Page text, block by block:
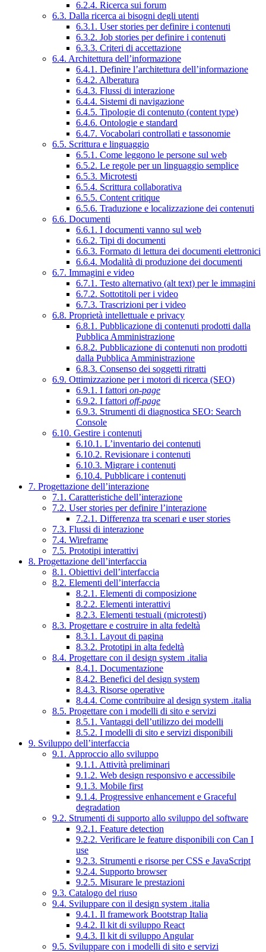
6.2.4. Ricerca sui forum
6.3. Dalla ricerca ai bisogni degli utenti
6.3.1. User stories per definire i contenuti
6.3.2. Job stories per definire i contenuti
6.3.3. Criteri di accettazione
6.4. Architettura dell’informazione
6.4.1. Definire l’architettura dell’informazione
6.4.2. Alberatura
6.4.3. Flussi di interazione
6.4.4. Sistemi di navigazione
6.4.5. Tipologie di contenuto (content type)
6.4.6. Ontologie e standard
6.4.7. Vocabolari controllati e tassonomie
6.5. Scrittura e linguaggio
6.5.1. Come leggono le persone sul web
6.5.2. Le regole per un linguaggio semplice
6.5.3. Microtesti
6.5.4. Scrittura collaborativa
6.5.5. Content critique
6.5.6. Traduzione e localizzazione dei contenuti
6.6. Documenti
6.6.1. I documenti vanno sul web
6.6.2. Tipi di documenti
6.6.3. Formato di lettura dei documenti elettronici
6.6.4. Modalità di produzione dei documenti
6.7. Immagini e video
6.7.1. Testo alternativo (alt text) per le immagini
6.7.2. Sottotitoli per i video
6.7.3. Trascrizioni per i video
6.8. Proprietà intellettuale e privacy
6.8.1. Pubblicazione di contenuti prodotti dalla
Pubblica Amministrazione
6.8.2. Pubblicazione di contenuti non prodotti
dalla Pubblica Amministrazione
6.8.3. Consenso dei soggetti ritratti
6.9. Ottimizzazione per i motori di ricerca (SEO)
6.9.1. I fattori on-page
6.9.2. I fattori off-page
6.9.3. Strumenti di diagnostica SEO: Search
Console
6.10. Gestire i contenuti
6.10.1. L’inventario dei contenuti
6.10.2. Revisionare i contenuti
6.10.3. Migrare i contenuti
6.10.4. Pubblicare i contenuti
7. Progettazione dell’interazione
7.1. Caratteristiche dell’interazione
7.2. User stories per definire l’interazione
7.2.1. Differenza tra scenari e user stories
7.3. Flussi di interazione
7.4. Wireframe
7.5. Prototipi interattivi
8. Progettazione dell’interfaccia
8.1. Obiettivi dell’interfaccia
8.2. Elementi dell’interfaccia
8.2.1. Elementi di composizione
8.2.2. Elementi interattivi
8.2.3. Elementi testuali (microtesti)
8.3. Progettare e costruire in alta fedeltà
8.3.1. Layout di pagina
8.3.2. Prototipi in alta fedeltà
8.4. Progettare con il design system .italia
8.4.1. Documentazione
8.4.2. Benefici del design system
8.4.3. Risorse operative
8.4.4. Come contribuire al design system .italia
8.5. Progettare con i modelli di sito e servizi
8.5.1. Vantaggi dell’utilizzo dei modelli
8.5.2. I modelli di sito e servizi disponibili
9. Sviluppo dell’interfaccia
9.1. Approccio allo sviluppo
9.1.1. Attività preliminari
9.1.2. Web design responsivo e accessibile
9.1.3. Mobile first
9.1.4. Progressive enhancement e Graceful
degradation
9.2. Strumenti di supporto allo sviluppo del software
9.2.1. Feature detection
9.2.2. Verificare le feature disponibili con Can I
use
9.2.3. Strumenti e risorse per CSS e JavaScript
9.2.4. Supporto browser
9.2.5. Misurare le prestazioni
9.3. Catalogo del riuso
9.4. Sviluppare con il design system .italia
9.4.1. Il framework Bootstrap Italia
9.4.2. Il kit di sviluppo React
9.4.3. Il kit di sviluppo Angular
9.5. Sviluppare con i modelli di sito e servizi